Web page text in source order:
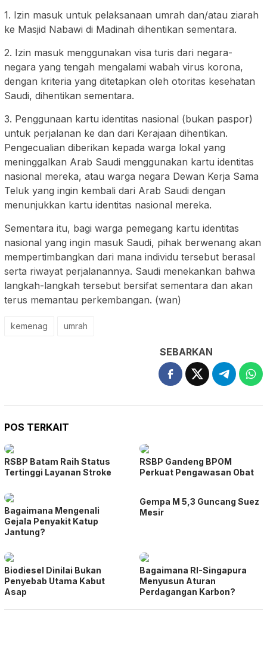
1. Izin masuk untuk pelaksanaan umrah dan/atau ziarah
ke Masjid Nabawi di Madinah dihentikan sementara.
2. Izin masuk menggunakan visa turis dari negara-
negara yang tengah mengalami wabah virus korona,
dengan kriteria yang ditetapkan oleh otoritas kesehatan
Saudi, dihentikan sementara.
3. Penggunaan kartu identitas nasional (bukan paspor)
untuk perjalanan ke dan dari Kerajaan dihentikan.
Pengecualian diberikan kepada warga lokal yang
meninggalkan Arab Saudi menggunakan kartu identitas
nasional mereka, atau warga negara Dewan Kerja Sama
Teluk yang ingin kembali dari Arab Saudi dengan
menunjukkan kartu identitas nasional mereka.
Sementara itu, bagi warga pemegang kartu identitas
nasional yang ingin masuk Saudi, pihak berwenang akan
mempertimbangkan dari mana individu tersebut berasal
serta riwayat perjalanannya. Saudi menekankan bahwa
langkah-langkah tersebut bersifat sementara dan akan
terus memantau perkembangan. (wan)
kemenag umrah
SEBARKAN
POS TERKAIT
RSBP Batam Raih Status
Tertinggi Layanan Stroke
RSBP Gandeng BPOM
Perkuat Pengawasan Obat
Bagaimana Mengenali
Gejala Penyakit Katup
Jantung?
Gempa M 5,3 Guncang Suez
Mesir
Biodiesel Dinilai Bukan
Penyebab Utama Kabut
Asap
Bagaimana RI-Singapura
Menyusun Aturan
Perdagangan Karbon?